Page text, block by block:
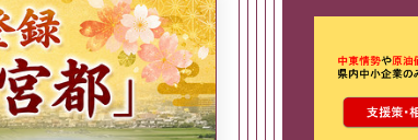
ここから
県広報誌「県民だより奈良」
2026年8月号